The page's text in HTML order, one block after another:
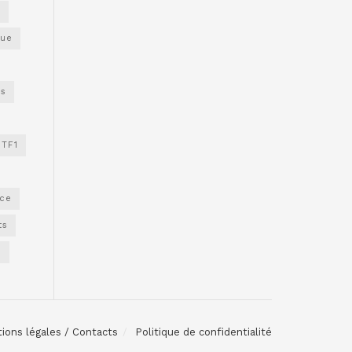
TF1
légales / Contacts Politique de confidentialité